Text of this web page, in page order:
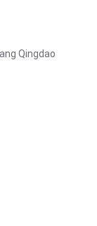
Qingdao